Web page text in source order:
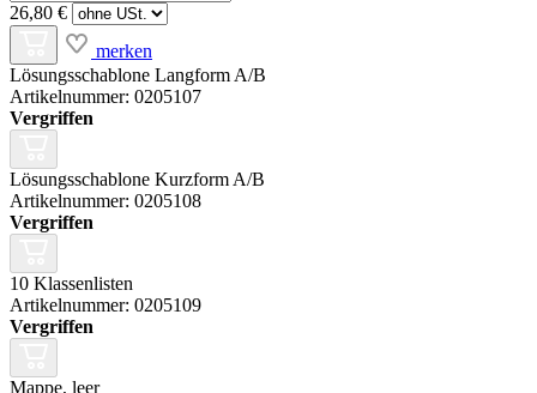
26,80 €
merken
Lösungsschablone Langform A/B
Artikelnummer: 0205107
Vergriffen
Lösungsschablone Kurzform A/B
Artikelnummer: 0205108
Vergriffen
10 Klassenlisten
Artikelnummer: 0205109
Vergriffen
Mappe, leer